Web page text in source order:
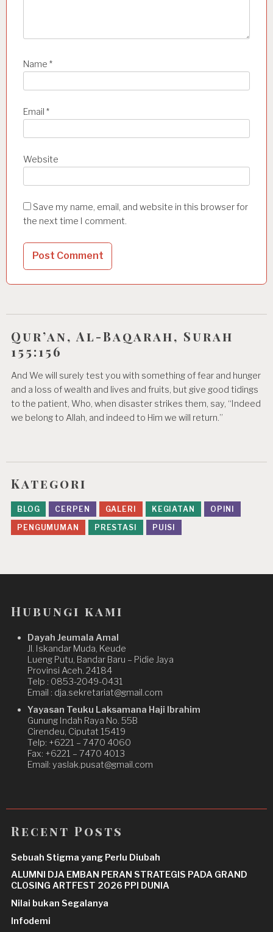
Name *
Email *
Website
Save my name, email, and website in this browser for
the next time I comment.
Qur’an, Al-Baqarah, Surah
155:156
And We will surely test you with something of fear and hunger
and a loss of wealth and lives and fruits, but give good tidings
to the patient, Who, when disaster strikes them, say, “Indeed
we belong to Allah, and indeed to Him we will return.”
Kategori
BLOG CERPEN GALERI KEGIATAN
OPINI
PENGUMUMAN
PRESTASI PUISI
Hubungi kami
Dayah Jeumala Amal
Jl. Iskandar Muda, Keude
Lueng Putu, Bandar Baru – Pidie Jaya
Provinsi Aceh. 24184
Telp : 0853-2049-0431
Email : dja.sekretariat@gmail.com
Yayasan Teuku Laksamana Haji Ibrahim
Gunung Indah Raya No. 55B
Cirendeu, Ciputat 15419
Telp: +6221 – 7470 4060
Fax: +6221 – 7470 4013
Email: yaslak.pusat@gmail.com
Recent Posts
Sebuah Stigma yang Perlu Diubah
ALUMNI DJA EMBAN PERAN STRATEGIS PADA GRAND
CLOSING ARTFEST 2026 PPI DUNIA
Nilai bukan Segalanya
Infodemi